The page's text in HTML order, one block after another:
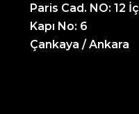
Paris Cad. NO: 12 İç
Kapı No: 6
Çankaya / Ankara